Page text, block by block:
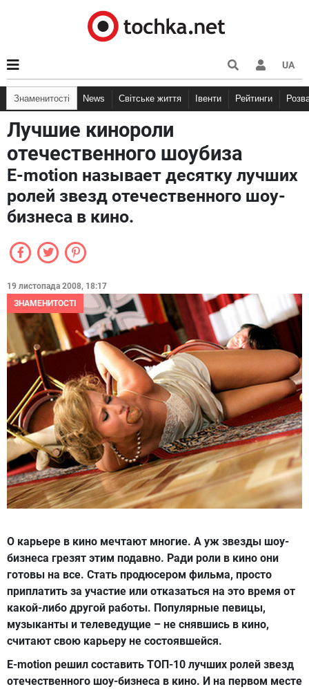
UA
Знаменитості News Світське життя Івенти Рейтинги
Лучшие кинороли
отечественного шоубиза
E-motion называет десятку лучших
ролей звезд отечественного шоу-
бизнеса в кино.
19 листопада 2008, 18:17
ЗНАМЕНИТОСТІ
О карьере в кино мечтают многие. А уж звезды шоу-
бизнеса грезят этим подавно. Ради роли в кино они
готовы на все. Стать продюсером фильма, просто
приплатить за участие или отказаться на это время от
какой-либо другой работы. Популярные певицы,
музыканты и телеведущие – не снявшись в кино,
считают свою карьеру не состоявшейся.
E-motion решил составить ТОП-10 лучших ролей звезд
отечественного шоу-бизнеса в кино. И на первом месте